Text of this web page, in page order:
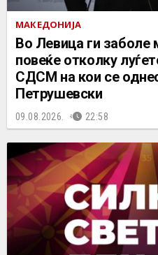
МАКЕДОНИЈА
Во Левица ги заболе
повеќе отколку
СДСМ на кои се
Петрушевски
09.08.2026. 22:58